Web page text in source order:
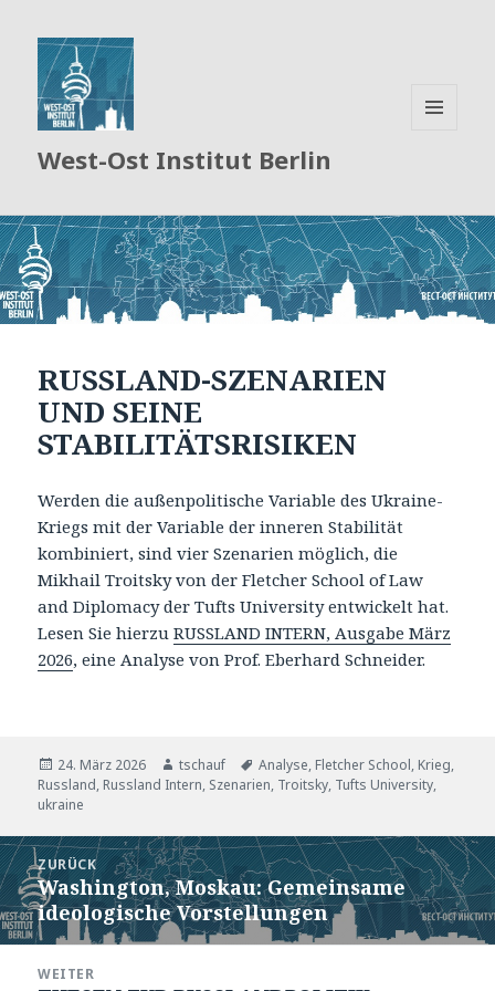
West-Ost Institut Berlin
RUSSLAND-SZENARIEN
UND SEINE
STABILITÄTSRISIKEN
Werden die außenpolitische Variable des Ukraine-
Kriegs mit der Variable der inneren Stabilität
kombiniert, sind vier Szenarien möglich, die
Mikhail Troitsky von der Fletcher School of Law
and Diplomacy der Tufts University entwickelt hat.
Lesen Sie hierzuRUSSLAND INTERN, Ausgabe März
2026, eine Analyse von Prof. Eberhard Schneider.
Veröffentlicht
am
24. März 2026 Autor
tschauf Tags
Analyse, Fletcher School, Krieg,
Russland, Russland Intern, Szenarien, Troitsky, Tufts University,
ukraine
Beitragsnavigation
ZURÜCK
Vorheriger
Beitrag:
Washington, Moskau: Gemeinsame
ideologische Vorstellungen
WEITER